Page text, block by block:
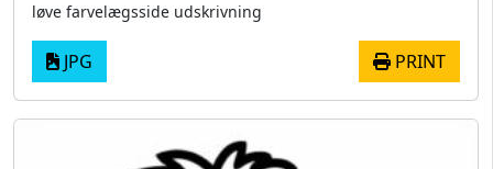
løve farvelægsside udskrivning
JPG PRINT